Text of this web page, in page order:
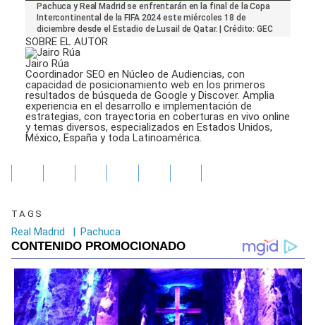
seconds
19
seconds
Pachuca y Real Madrid se enfrentarán en la final de la Copa
Intercontinental de la FIFA 2024 este miércoles 18 de
diciembre desde el Estadio de Lusail de Qatar. | Crédito: GEC
SOBRE EL AUTOR
Jairo Rúa
Coordinador SEO en Núcleo de Audiencias, con
capacidad de posicionamiento web en los primeros
resultados de búsqueda de Google y Discover. Amplia
experiencia en el desarrollo e implementación de
estrategias, con trayectoria en coberturas en vivo online
y temas diversos, especializados en Estados Unidos,
México, España y toda Latinoamérica.
TAGS
Real Madrid | Pachuca